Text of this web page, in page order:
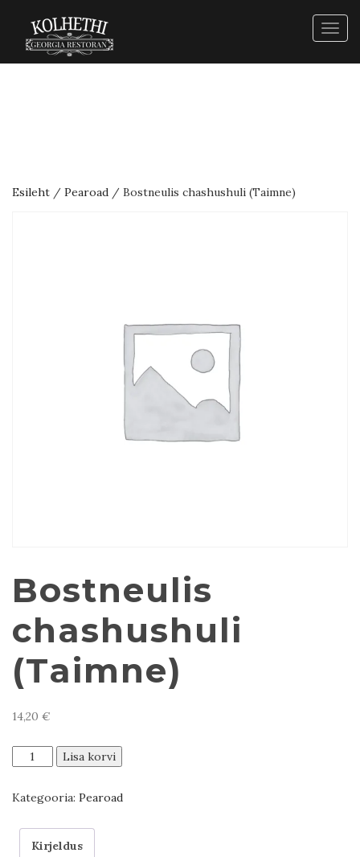
Esileht / Pearoad / Bostneulis chashushuli (Taimne)
Bostneulis
chashushuli
(Taimne)
14,20 €
Bostneulis
chashushuli
kogus
Lisa korvi
Kategooria: Pearoad
Kirjeldus